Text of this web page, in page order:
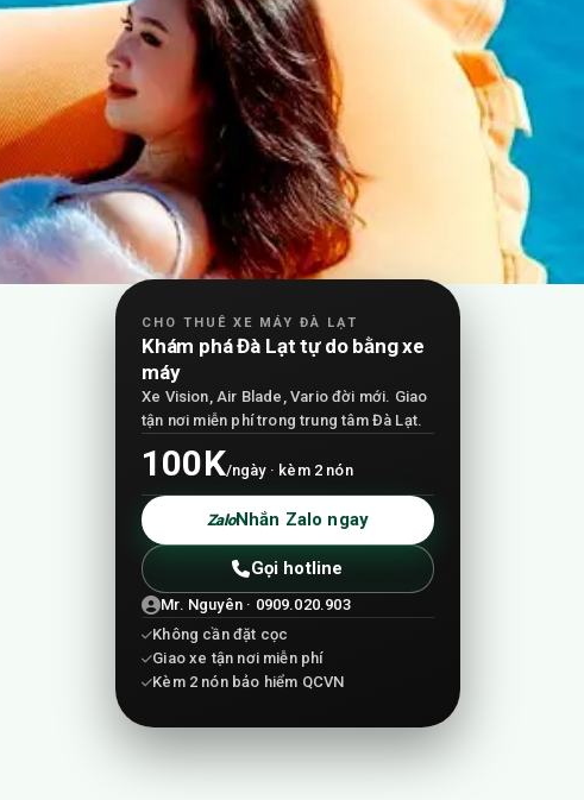
CHO THUÊ XE MÁY ĐÀ LẠT
Khám phá Đà Lạt tự do bằng xe
máy
Xe Vision, Air Blade, Vario đời mới. Giao
tận nơi miễn phí trong trung tâm Đà Lạt.
100K/ngày · kèm 2 nón
ZaloNhắn Zalo ngay
Gọi hotline
Mr. Nguyên · 0909.020.903
Không cần đặt cọc
Giao xe tận nơi miễn phí
Kèm 2 nón bảo hiểm QCVN